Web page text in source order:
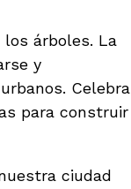
árboles. La
y
Celebra
para construir
ciudad